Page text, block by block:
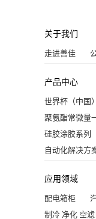
关于我们
走进善佳
产品中心
世界杯（中国
聚氨酯常微量
硅胶涂胶系列
自动化解决方
应用领域
配电箱柜
制冷 净化 空滤